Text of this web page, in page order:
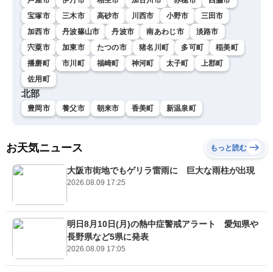
宝塚市
三木市 高砂市 川西市 小野市
三田市
加西市
丹波篠山市 丹波市 南あわじ市
淡路市
宍粟市
加東市 たつの市 猪名川町 多可町
稲美町
播磨町
市川町 福崎町 神河町 太子町
上郡町
佐用町
北部
豊岡市 養父市 朝来市 香美町 新温泉町
お天気ニュース もっと読む
大阪市街地でもゲリラ雷雨に 巨大な雨柱が出現
2026.08.09 17:25
明日8月10日(月)の熱中症警戒アラート 愛知県や
長野県など5県に発表
2026.08.09 17:05